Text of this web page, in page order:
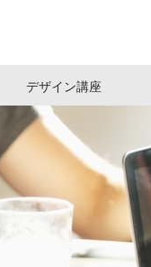
デザイン講座